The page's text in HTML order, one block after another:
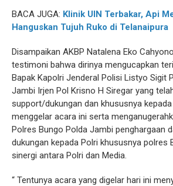
BACA JUGA: Klinik UIN Terbakar, Api
Hanguskan Tujuh Ruko di Telanaipura
Disampaikan AKBP Natalena Eko
testimoni bahwa dirinya mengucapkan
Bapak Kapolri Jenderal Polisi Listyo Sigit
Jambi Irjen Pol Krisno H Siregar yang
support/dukungan dan khususnya
menggelar acara ini serta
Polres Bungo Polda Jambi penghargaan
dukungan kepada Polri khususnya polres
sinergi antara Polri dan Media.
“ Tentunya acara yang digelar hari ini